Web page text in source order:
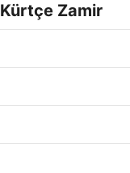
Kürtçe Zamir